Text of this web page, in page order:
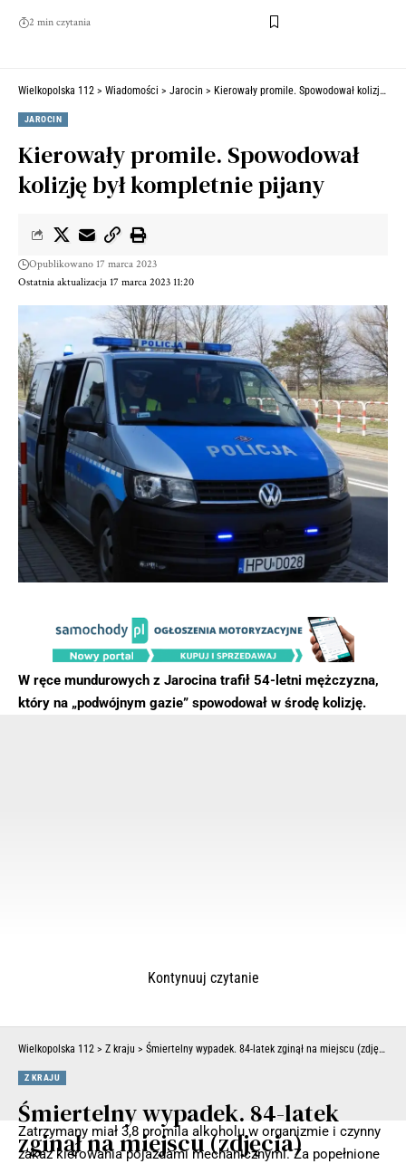
2 min czytania
Wielkopolska 112 > Wiadomości > Jarocin > Kierowały promile. Spowodował kolizję był kompletnie pijany
JAROCIN
Kierowały promile. Spowodował
kolizję był kompletnie pijany
Ostatnia aktualizacja 17 marca 2023 11:20
Opublikowano 17 marca 2023
W ręce mundurowych z Jarocina trafił 54-letni mężczyzna,
który na „podwójnym gazie” spowodował w środę kolizję.
Zatrzymany miał 3,8 promila alkoholu w organizmie i czynny
zakaz kierowania pojazdami mechanicznymi. Za popełnione
Kontynuuj czytanie
Wielkopolska 112 > Z kraju > Śmiertelny wypadek. 84-latek zginął na miejscu (zdjęcia)
Z KRAJU
Śmiertelny wypadek. 84-latek
zginął na miejscu (zdjęcia)